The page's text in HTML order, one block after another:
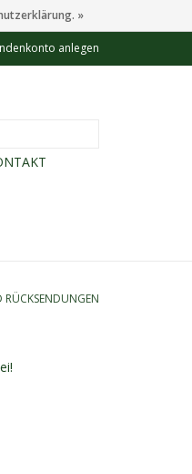
anlegen
RÜCKSENDUNGEN
»